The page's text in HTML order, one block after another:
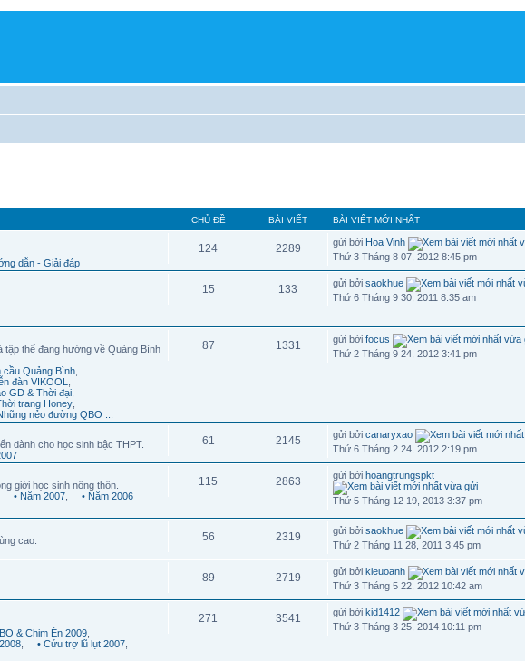
CHỦ ĐỀ BÀI VIẾT BÀI VIẾT MỚI NHẤT
dẫn - Giải đáp
124 2289 gửi bởi Hoa Vinh
Thứ 3 Tháng 8 07, 2012 8:45 pm
15 133 gửi bởisaokhue
Thứ 6 Tháng 9 30, 2011 8:35 am
thể đang hướng về Quảng Bình
cầu Quảng Bình
đàn VIKOOL
GD & Thời đại
trang Honey
nẻo đường QBO ...
87 1331 gửi bởifocus
Thứ 2 Tháng 9 24, 2012 3:41 pm
dành cho học sinh bậc THPT.
61 2145 gửi bởicanaryxao
Thứ 6 Tháng 2 24, 2012 2:19 pm
giới học sinh nông thôn.
• Năm 2007 • Năm 2006
115 2863 gửi bởihoangtrungspkt
Thứ 5 Tháng 12 19, 2013 3:37 pm
cao.
56 2319 gửi bởisaokhue
Thứ 2 Tháng 11 28, 2011 3:45 pm
89 2719 gửi bởikieuoanh
Thứ 3 Tháng 5 22, 2012 10:42 am
& Chim Én 2009
• Cứu trợ lũ lụt 2007
271 3541 gửi bởikid1412
Thứ 3 Tháng 3 25, 2014 10:11 pm